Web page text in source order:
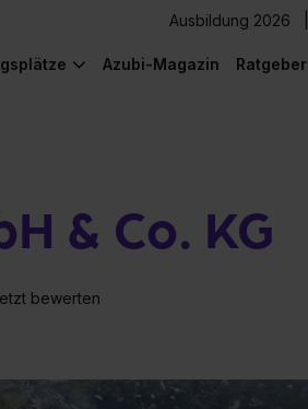
Ausbildung 2026
Azubi-Magazin Ratgeber
& Co. KG
bewerten